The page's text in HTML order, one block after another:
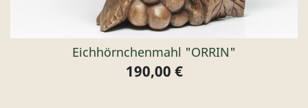
Eichhörnchenmahl "ORRIN"
Preis
190,00 €